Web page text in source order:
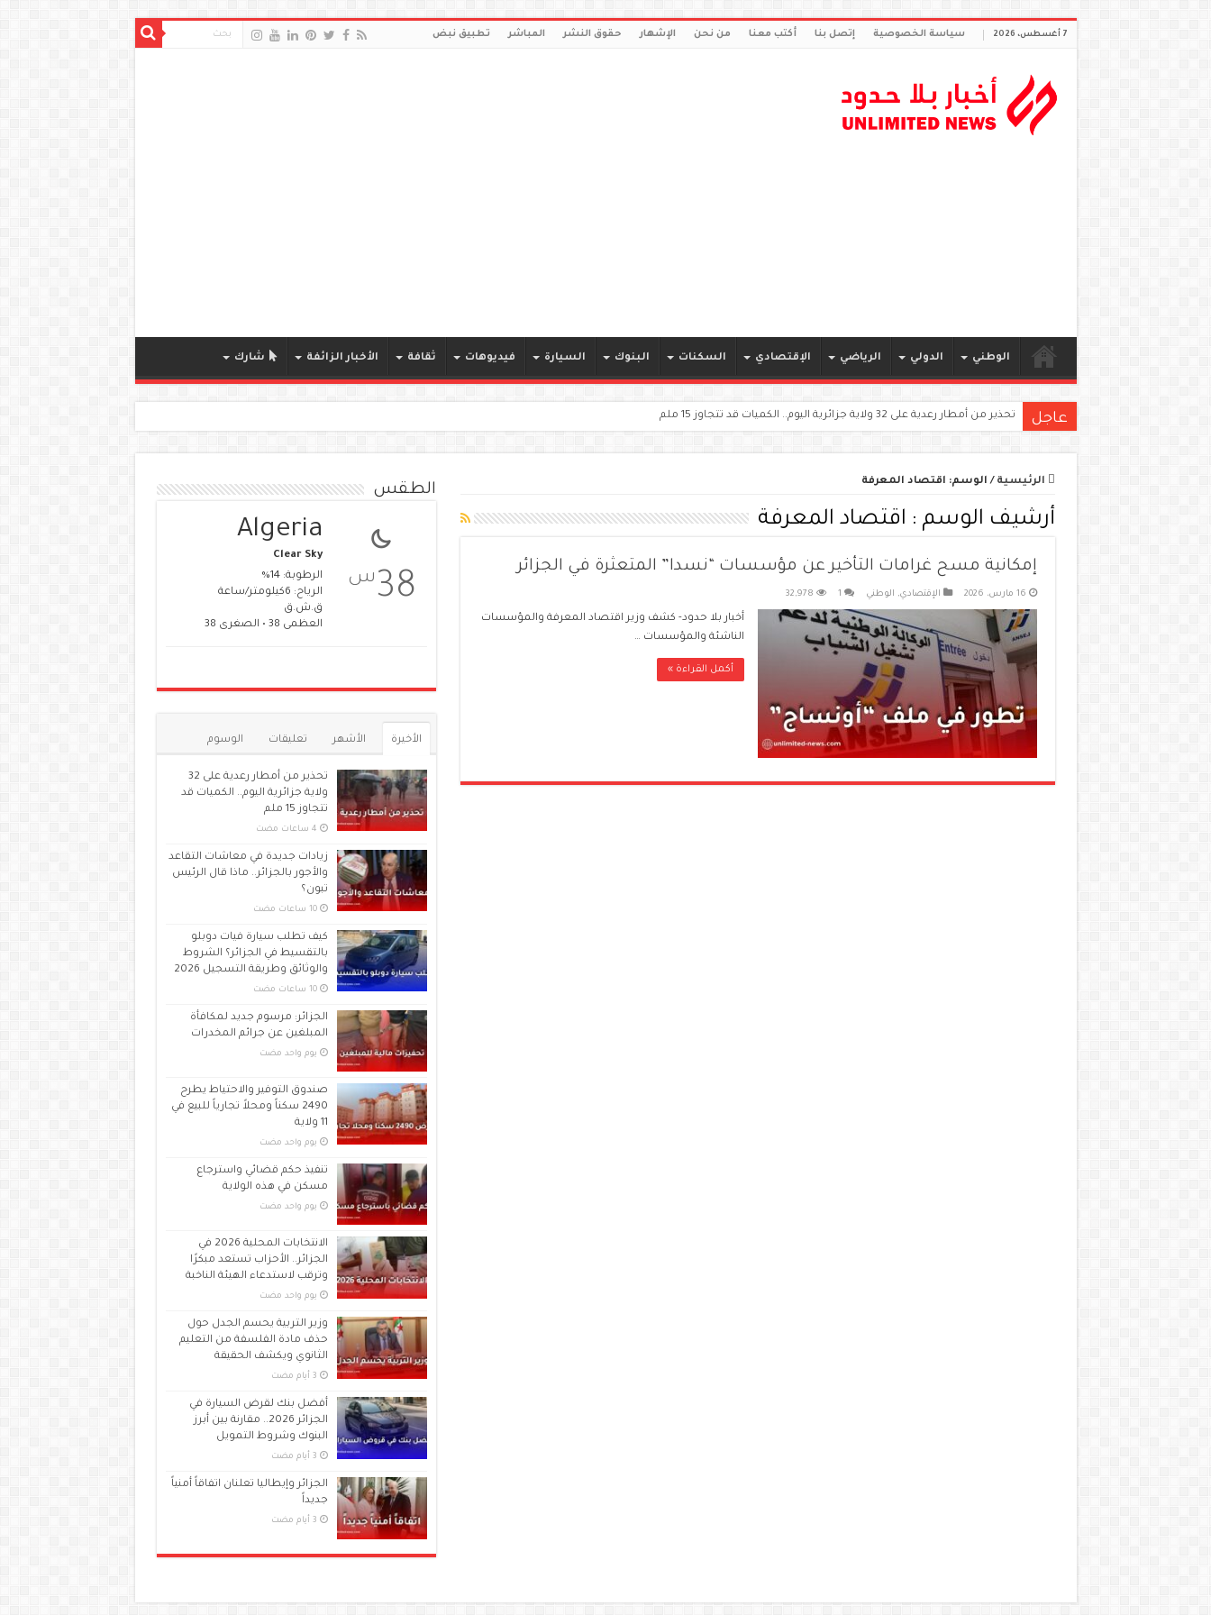
7 أغسطس، 2026 سياسة الخصوصية إتصل بنا أكتب معنا من نحن الإشهار حقوق النشر المباشر تطبيق نبض
الوطني الدولي الرياضي الإقتصادي السكنات البنوك السيارة فيديوهات ثقافة الأخبار الزائفة شارك
عاجل تحذير من أمطار رعدية على 32 ولاية جزائرية اليوم.. الكميات قد تتجاوز 15 ملم
الرئيسية / الوسم: اقتصاد المعرفة
أرشيف الوسم : اقتصاد المعرفة
إمكانية مسح غرامات التأخير عن مؤسسات “نسدا” المتعثرة في الجزائر
16 مارس، 2026 الإقتصادي, الوطني 1
32,978
أخبار بلا حدود- كشف وزير اقتصاد المعرفة والمؤسسات
الناشئة والمؤسسات …
أكمل القراءة »
الطقس
38 س
Algeria
Clear Sky
الرطوبة: 14%
الرياح: 6كيلومتر/ساعة
ق.ش.ق‎
العظمى 38 • الصغرى 38
الأخيرة الأشهر تعليقات الوسوم
تحذير من أمطار رعدية على 32
ولاية جزائرية اليوم.. الكميات قد
تتجاوز 15 ملم
زيادات جديدة في معاشات التقاعد
والأجور بالجزائر.. ماذا قال الرئيس
تبون؟
‏10 ساعات مضت
كيف تطلب سيارة فيات دوبلو
بالتقسيط في الجزائر؟ الشروط
والوثائق وطريقة التسجيل 2026
‏10 ساعات مضت
الجزائر: مرسوم جديد لمكافأة
المبلغين عن جرائم المخدرات
‏يوم واحد مضت
صندوق التوفير والاحتياط يطرح
2490 سكناً ومحلاً تجارياً للبيع في
11 ولاية
‏يوم واحد مضت
تنفيذ حكم قضائي واسترجاع
مسكن في هذه الولاية
‏يوم واحد مضت
الانتخابات المحلية 2026 في
الجزائر.. الأحزاب تستعد مبكرًا
وترقب لاستدعاء الهيئة الناخبة
‏يوم واحد مضت
وزير التربية يحسم الجدل حول
حذف مادة الفلسفة من التعليم
الثانوي ويكشف الحقيقة
أفضل بنك لقرض السيارة في
الجزائر 2026.. مقارنة بين أبرز
البنوك وشروط التمويل
الجزائر وإيطاليا تعلنان اتفاقاً أمنياً
جديداً